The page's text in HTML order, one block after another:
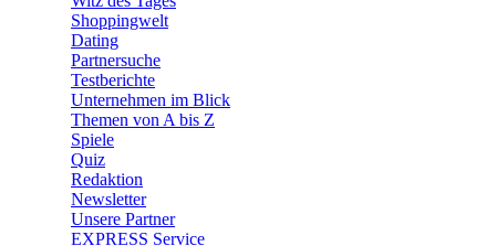
Shoppingwelt
Dating
Partnersuche
Testberichte
Unternehmen im Blick
Themen von A bis Z
Spiele
Quiz
Redaktion
Newsletter
Unsere Partner
EXPRESS Service